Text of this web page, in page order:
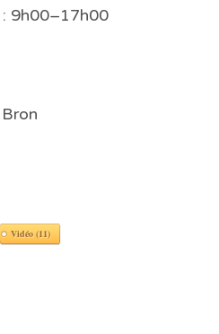
: 9h00–17h00
Vidéo(11)